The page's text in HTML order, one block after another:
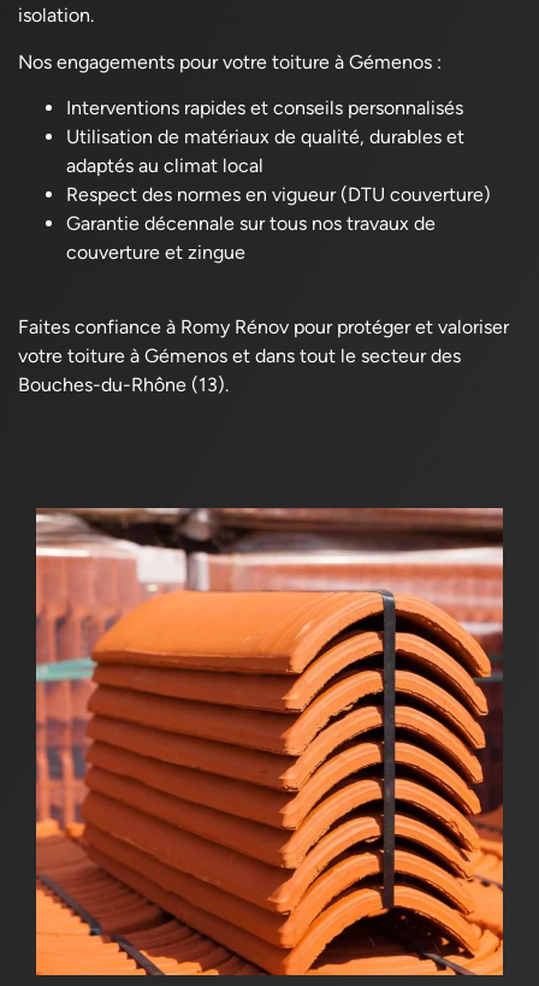
isolation.
Nos engagements pour votre toiture à Gémenos :
Interventions rapides et conseils personnalisés
Utilisation de matériaux de qualité, durables et
adaptés au climat local
Respect des normes en vigueur (DTU couverture)
Garantie décennale sur tous nos travaux de
couverture et zingue
Faites confiance à Romy Rénov pour protéger et valoriser
votre toiture à Gémenos et dans tout le secteur des
Bouches-du-Rhône (13).